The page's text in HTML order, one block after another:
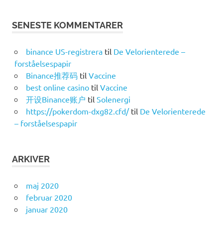
SENESTE KOMMENTARER
binance US-registreratil De Velorienterede –
forståelsespapir
Binance推荐码til Vaccine
best online casinotil Vaccine
开设Binance账户 til Solenergi
https://pokerdom-dxg82.cfd/til De Velorienterede
– forståelsespapir
ARKIVER
maj 2020
februar 2020
januar 2020